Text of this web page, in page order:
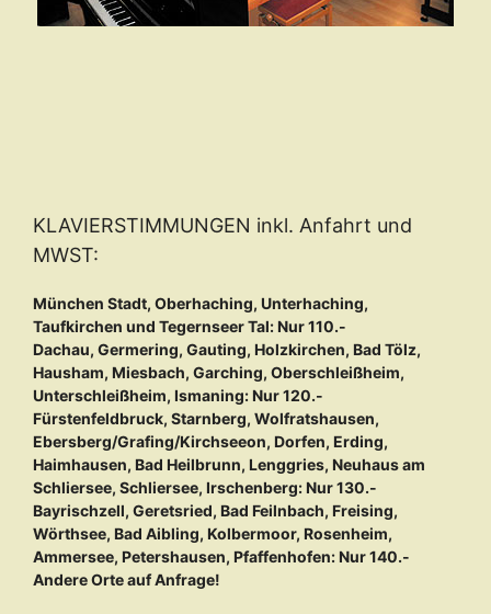
KLAVIERSTIMMUNGEN inkl. Anfahrt und
MWST:
München Stadt, Oberhaching, Unterhaching,
Taufkirchen und Tegernseer Tal: Nur 110.-
Dachau, Germering, Gauting, Holzkirchen, Bad Tölz,
Hausham, Miesbach, Garching, Oberschleißheim,
Unterschleißheim, Ismaning: Nur 120.-
Fürstenfeldbruck, Starnberg, Wolfratshausen,
Ebersberg/Grafing/Kirchseeon, Dorfen, Erding,
Haimhausen, Bad Heilbrunn, Lenggries, Neuhaus am
Schliersee, Schliersee, Irschenberg: Nur 130.-
Bayrischzell, Geretsried, Bad Feilnbach, Freising,
Wörthsee, Bad Aibling, Kolbermoor, Rosenheim,
Ammersee, Petershausen, Pfaffenhofen: Nur 140.-
Andere Orte auf Anfrage!